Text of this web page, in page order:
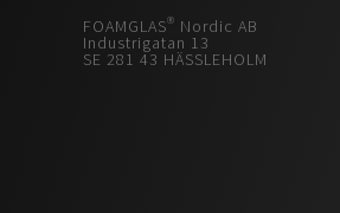
FOAMGLAS® Nordic AB
Industrigatan 13
SE 281 43 HÄSSLEHOLM